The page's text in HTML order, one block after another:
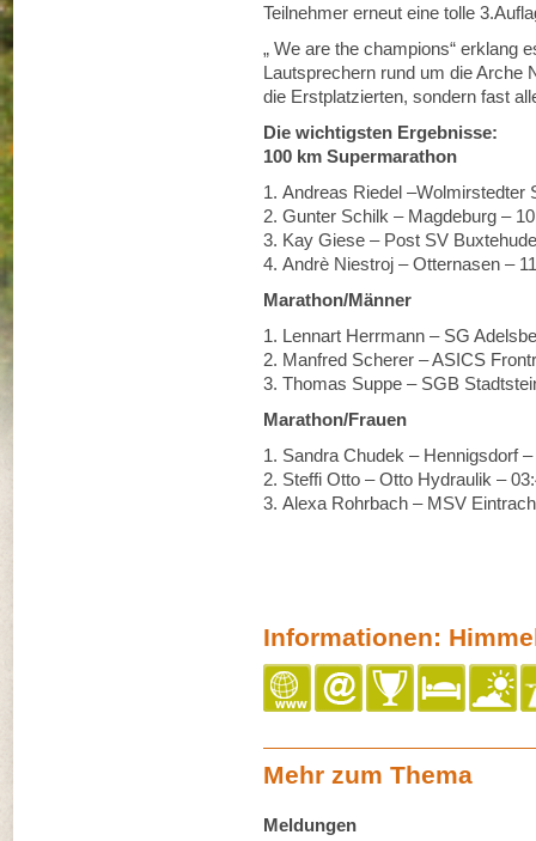
Teilnehmer erneut eine tolle
„ We are the champions“ erklang
Lautsprechern rund um die Arche
die Erstplatzierten, sondern fast
Die wichtigsten Ergebnisse:
100 km Supermarathon
1. Andreas Riedel –Wolmirstedter
2. Gunter Schilk – Magdeburg –
3. Kay Giese – Post SV
4. Andrè Niestroj – Otternasen –
Marathon/Männer
1. Lennart Herrmann – SG
2. Manfred Scherer – ASICS
3. Thomas Suppe – SGB
Marathon/Frauen
1. Sandra Chudek – Hennigsdorf
2. Steffi Otto – Otto Hydraulik –
3. Alexa Rohrbach – MSV
Informationen:
Mehr zum Thema
Meldungen